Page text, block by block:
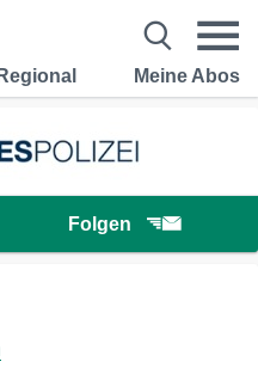
Regional Meine Abos
Folgen